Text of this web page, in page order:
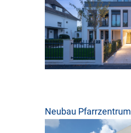
Neubau Pfarrzentrum